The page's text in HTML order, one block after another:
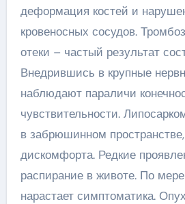
деформация костей и
кровеносных сосудов.
отеки – частый результат
Внедрившись в крупные
наблюдают параличи
чувствительности.
в забрюшинном
дискомфорта. Редкие
распирание в животе. По
нарастает симптоматика.